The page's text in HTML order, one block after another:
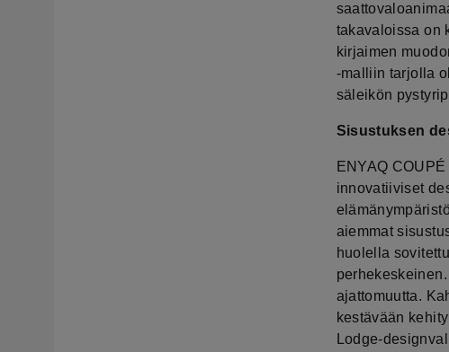
takavaloissa on
kirjaimen
-malliin tarjolla
säleikön
Sisustuksen
ENYAQ
innovatiiviset
aiemmat
huolella
ajattomuutta.
kestävään
Lodge-